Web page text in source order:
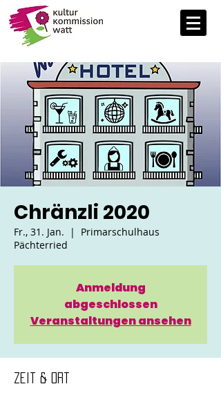
Chränzli 2020
Fr., 31. Jan.
  |
Primarschulhaus
Pächterried
Anmeldung
abgeschlossen
Veranstaltungen ansehen
Zeit & Ort